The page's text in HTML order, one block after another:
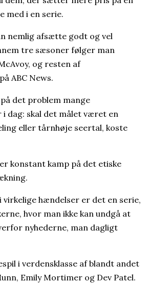
med i en serie.
nemlig afsætte godt og vel
tre sæsoner følger man
og resten af
ABC News.
det problem mange
dag: skal det målet været en
eller tårnhøje seertal, koste
konstant kamp på det etiske
virkelige hændelser er det en serie,
hvor man ikke kan undgå at
nyhederne, man dagligt
i verdensklasse af blandt andet
Emily Mortimer og Dev Patel.